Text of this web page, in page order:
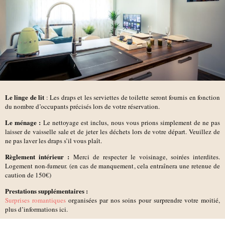
Le linge de lit : Les draps et les serviettes de toilette seront fournis en fonction
du nombre d’occupants précisés lors de votre réservation.
Le ménage : Le nettoyage est inclus, nous vous prions simplement de ne pas
laisser de vaisselle sale et de jeter les déchets lors de votre départ. Veuillez de
ne pas laver les draps s’il vous plaît.
Règlement intérieur : Merci de respecter le voisinage, soirées interdites.
Logement non-fumeur. (en cas de manquement, cela entraînera une retenue de
caution de 150€)
Prestations supplémentaires :
Surprises romantiques organisées par nos soins pour surprendre votre moitié,
plus d’informations ici.